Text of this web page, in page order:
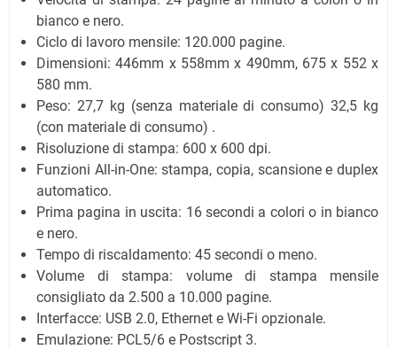
bianco e nero.
Ciclo di lavoro mensile: 120.000 pagine.
Dimensioni: 446mm x 558mm x 490mm, 675 x 552 x
580 mm.
Peso: 27,7 kg (senza materiale di consumo) 32,5 kg
(con materiale di consumo) .
Risoluzione di stampa: 600 x 600 dpi.
Funzioni All-in-One: stampa, copia, scansione e duplex
automatico.
Prima pagina in uscita: 16 secondi a colori o in bianco
e nero.
Tempo di riscaldamento: 45 secondi o meno.
Volume di stampa: volume di stampa mensile
consigliato da 2.500 a 10.000 pagine.
Interfacce: USB 2.0, Ethernet e Wi-Fi opzionale.
Emulazione: PCL5/6 e Postscript 3.